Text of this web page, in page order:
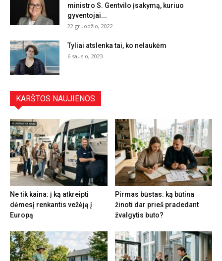
ministro S. Gentvilo įsakymą, kuriuo
gyventojai...
22 gruodžio, 2022
Tyliai atslenka tai, ko nelaukėm
6 sausio, 2023
KARŠTOS NAUJIENOS
Ne tik kaina: į ką atkreipti
dėmesį renkantis vežėją į
Europą
Pirmas būstas: ką būtina
žinoti dar prieš pradedant
žvalgytis buto?